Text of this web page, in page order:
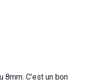
C’est un bon